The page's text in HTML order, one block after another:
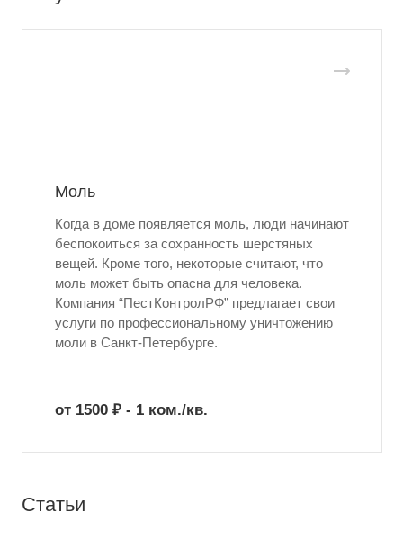
Моль
Когда в доме появляется моль, люди начинают
беспокоиться за сохранность шерстяных
вещей. Кроме того, некоторые считают, что
моль может быть опасна для человека.
Компания “ПестКонтролРФ” предлагает свои
услуги по профессиональному уничтожению
моли в Санкт-Петербурге.
от 1500 ₽ - 1 ком./кв.
Статьи